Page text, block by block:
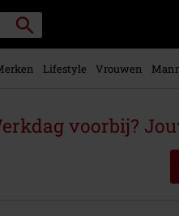
Packstation
zoeken
Lifestyle Vrouwen
voorbij?